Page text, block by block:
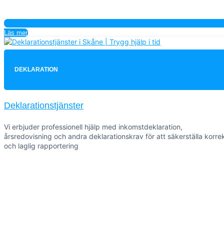
Läs mer
DEKLARATION
Deklarationstjänster
Vi erbjuder professionell hjälp med inkomstdeklaration,
årsredovisning och andra deklarationskrav för att säkerställa
och laglig rapportering